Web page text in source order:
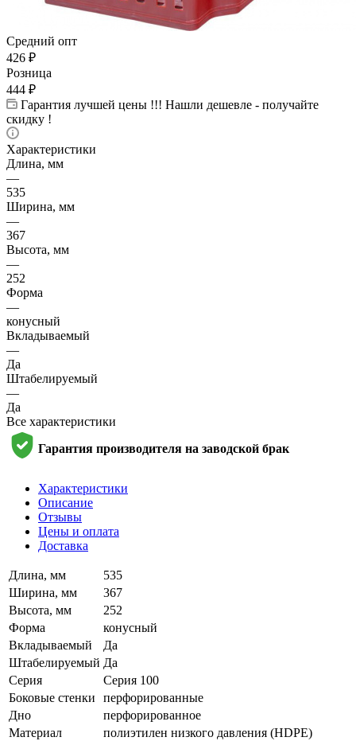
Средний опт
426 ₽
Розница
444 ₽
Гарантия лучшей цены !!! Нашли дешевле - получайте
скидку !
Характеристики
Длина, мм
—
535
Ширина, мм
—
367
Высота, мм
—
252
Форма
—
конусный
Вкладываемый
—
Да
Штабелируемый
—
Да
Все характеристики
Гарантия производителя на заводской брак
Характеристики
Описание
Отзывы
Цены и оплата
Доставка
Длина, мм
535
Ширина, мм
367
Высота, мм
252
Форма
конусный
Вкладываемый
Да
Штабелируемый Да
Серия
Серия 100
Боковые стенки
перфорированные
Дно
перфорированное
Материал
полиэтилен низкого давления (HDPE)